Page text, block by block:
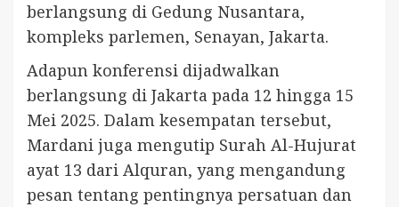
berlangsung di Gedung Nusantara,
kompleks parlemen, Senayan, Jakarta.
Adapun konferensi dijadwalkan
berlangsung di Jakarta pada 12 hingga 15
Mei 2025. Dalam kesempatan tersebut,
Mardani juga mengutip Surah Al-Hujurat
ayat 13 dari Alquran, yang mengandung
pesan tentang pentingnya persatuan dan